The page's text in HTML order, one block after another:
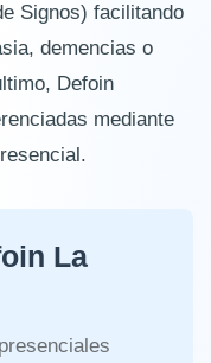
Signos) facilitando
demencias o
Defoin
mediante
La